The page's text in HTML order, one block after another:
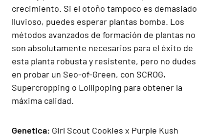
crecimiento. Si el otoño tampoco es demasiado
lluvioso, puedes esperar plantas bomba. Los
métodos avanzados de formación de plantas no
son absolutamente necesarios para el éxito de
esta planta robusta y resistente, pero no dudes
en probar un Seo-of-Green, con SCROG,
Supercropping o Lollipoping para obtener la
máxima calidad.
Genetica: Girl Scout Cookies x Purple Kush